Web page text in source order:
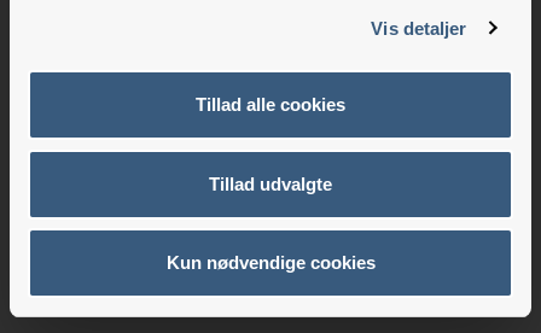
Vis detaljer
Tillad alle cookies
Tillad udvalgte
Kun nødvendige cookies